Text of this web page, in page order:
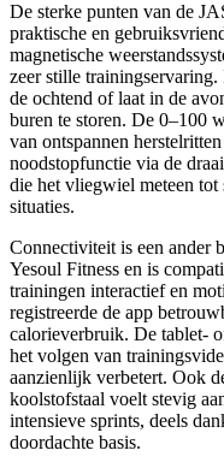
De sterke punten van de
praktische en
magnetische
zeer stille
de ochtend of laat in de
buren te storen. De 0–100
van ontspannen
noodstopfunctie via de
die het vliegwiel meteen
situaties.
Connectiviteit is een ander
Yesoul Fitness en is
trainingen interactief en
registreerde de app
calorieverbruik. De tablet-
het volgen van
aanzienlijk verbetert. Ook
koolstofstaal voelt stevig
intensieve sprints, deels
doordachte basis.